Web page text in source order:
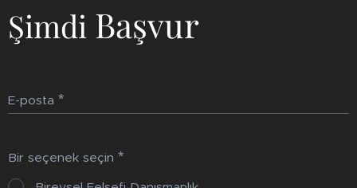
Şimdi Başvur
E-posta
Bir seçenek seçin